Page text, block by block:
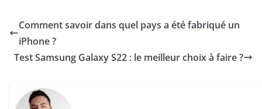
Comment savoir dans quel pays a été fabriqué un
iPhone ?
Test Samsung Galaxy S22 : le meilleur choix à faire ?